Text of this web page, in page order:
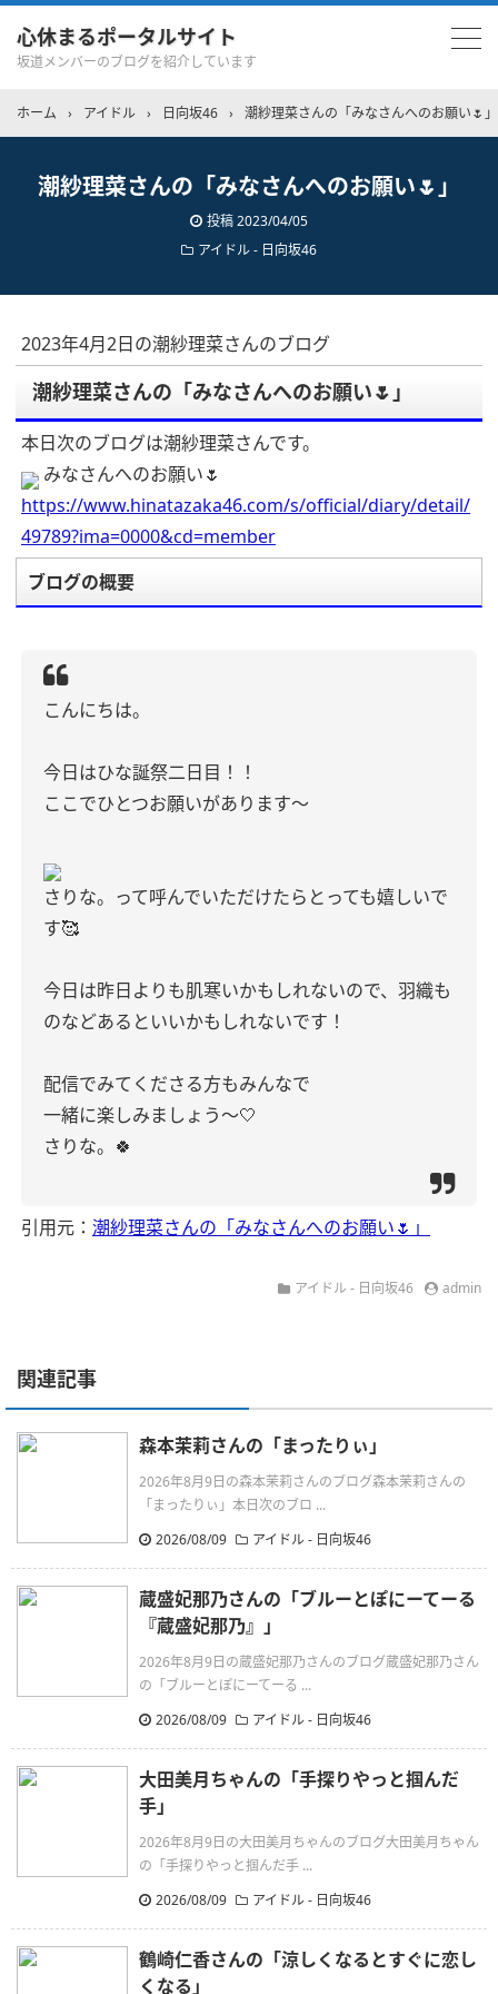
心休まるポータルサイト
坂道メンバーのブログを紹介しています
ホーム › アイドル › 日向坂46 › 潮紗理菜さんの「みなさんへのお願い🌷」
潮紗理菜さんの「みなさんへのお願い🌷」
投稿2023/04/05
アイドル - 日向坂46
2023年4月2日の潮紗理菜さんのブログ
潮紗理菜さんの「みなさんへのお願い🌷」
本日次のブログは潮紗理菜さんです。
みなさんへのお願い🌷
https://www.hinatazaka46.com/s/official/diary/detail/
49789?ima=0000&cd=member
ブログの概要
こんにちは。
今日はひな誕祭二日目！！
ここでひとつお願いがあります〜
さりな。って呼んでいただけたらとっても嬉しいで
す🥰
今日は昨日よりも肌寒いかもしれないので、羽織も
のなどあるといいかもしれないです！
配信でみてくださる方もみんなで
一緒に楽しみましょう〜🤍
さりな。🍀
引用元： 潮紗理菜さんの「みなさんへのお願い🌷」
アイドル - 日向坂46 admin
関連記事
森本茉莉さんの「まったりぃ」
2026年8月9日の森本茉莉さんのブログ森本茉莉さんの
「まったりぃ」本日次のブロ ...
2026/08/09
アイドル - 日向坂46
蔵盛妃那乃さんの「ブルーとぽにーてーる
『蔵盛妃那乃』」
2026年8月9日の蔵盛妃那乃さんのブログ蔵盛妃那乃さん
の「ブルーとぽにーてーる ...
2026/08/09
アイドル - 日向坂46
大田美月ちゃんの「手探りやっと掴んだ
手」
2026年8月9日の大田美月ちゃんのブログ大田美月ちゃん
の「手探りやっと掴んだ手 ...
2026/08/09
アイドル - 日向坂46
鶴崎仁香さんの「涼しくなるとすぐに恋し
くなる」